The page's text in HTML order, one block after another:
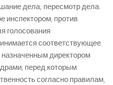
дела; пересмотр дела.
инспектором, против
голосования
соответствующее
директором
перед которым
согласно правилам,